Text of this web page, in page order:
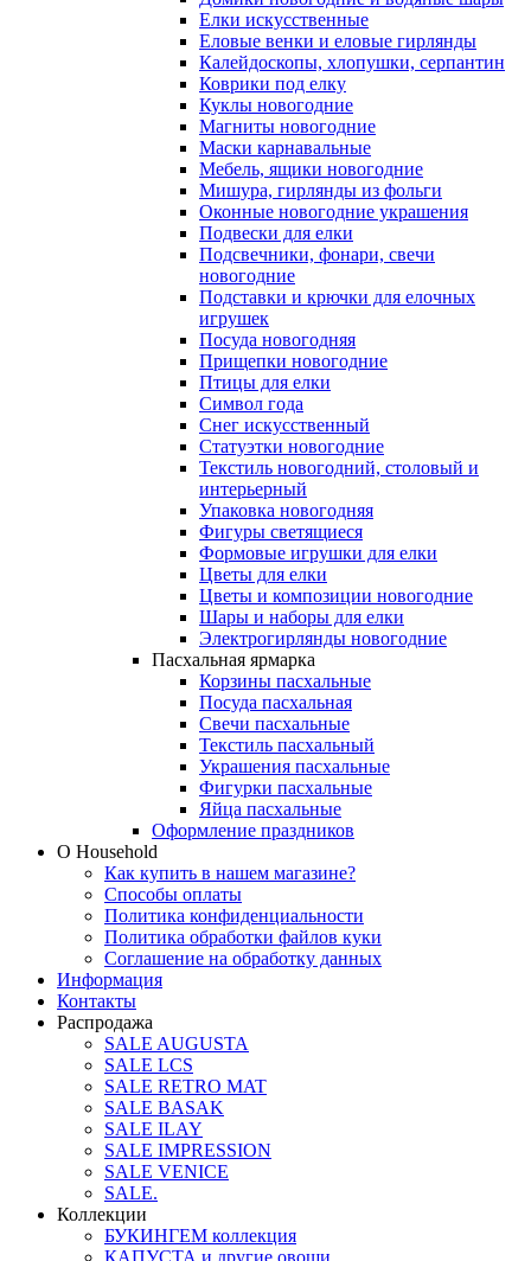
Елки искусственные
Еловые венки и еловые гирлянды
Калейдоскопы, хлопушки, серпантин
Коврики под елку
Куклы новогодние
Магниты новогодние
Маски карнавальные
Мебель, ящики новогодние
Мишура, гирлянды из фольги
Оконные новогодние украшения
Подвески для елки
Подсвечники, фонари, свечи
новогодние
Подставки и крючки для елочных
игрушек
Посуда новогодняя
Прищепки новогодние
Птицы для елки
Символ года
Снег искусственный
Статуэтки новогодние
Текстиль новогодний, столовый и
интерьерный
Упаковка новогодняя
Фигуры светящиеся
Формовые игрушки для елки
Цветы для елки
Цветы и композиции новогодние
Шары и наборы для елки
Электрогирлянды новогодние
Пасхальная ярмарка
Корзины пасхальные
Посуда пасхальная
Свечи пасхальные
Текстиль пасхальный
Украшения пасхальные
Фигурки пасхальные
Яйца пасхальные
Оформление праздников
О Household
Как купить в нашем магазине?
Способы оплаты
Политика конфиденциальности
Политика обработки файлов куки
Соглашение на обработку данных
Информация
Контакты
Распродажа
SALE AUGUSTA
SALE LCS
SALE RETRO MAT
SALE BASAK
SALE ILAY
SALE IMPRESSION
SALE VENICE
SALE.
Коллекции
БУКИНГЕМ коллекция
КАПУСТА и другие овощи